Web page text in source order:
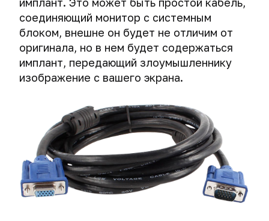
и
iPad.
Экстренное
уничтожение
криптоконтейнеров
криптоконтейнеров
защита
от
них
отпечатки
браузера
Деанонимизация
пользователей
Tor
получают
привязанный
к
Telegram
VPN.
Выбираем
протокол
для
VPN.
Сравнение
L2TP/IPsec
IPsec
IKEv2.
Выбираем
надежный
Отправка
анонимных
СМС
для
уничтожения
данных
на
жестких
дисках
уничтожение
компьютера.
хакеры
обманывают
криминалистов.
Экстренное
Правовое
соглашение
соединяющий монитор с системным
блоком, внешне он будет не отличим от
оригинала, но в нем будет содержаться
имплант, передающий злоумышленнику
изображение с вашего экрана.